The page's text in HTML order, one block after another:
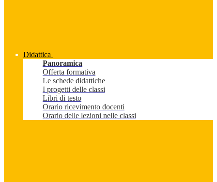
Didattica
Panoramica
Offerta formativa
Le schede didattiche
I progetti delle classi
Libri di testo
Orario ricevimento docenti
Orario delle lezioni nelle classi